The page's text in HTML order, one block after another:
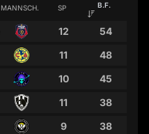
MANNSCH. SP B.F.
12
54
11
48
10
45
11
38
9
38